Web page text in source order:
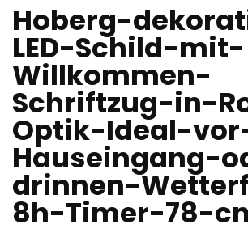
Hoberg-
LED-Schild-mit-
Willkommen-
Schriftzug-in-
Optik-Ideal-
Hauseingang-
drinnen-
8h-Timer-78-